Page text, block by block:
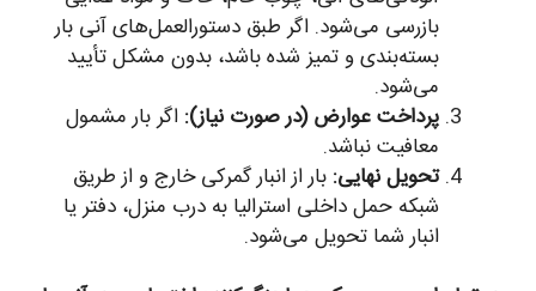
بازرسی می‌شود. اگر طبق دستورالعمل‌های آنی بار
بسته‌بندی و تمیز شده باشد، بدون مشکل تأیید
می‌شود.
پرداخت عوارض (در صورت نیاز): اگر بار مشمول
معافیت نباشد.
تحویل نهایی: بار از انبار گمرکی خارج و از طریق
شبکه حمل داخلی استرالیا به درب منزل، دفتر یا
انبار شما تحویل می‌شود.